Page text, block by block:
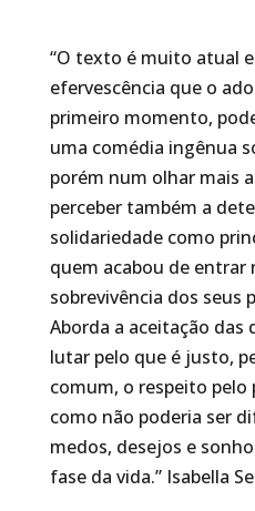
“O texto é muito atual
efervescência que o
primeiro momento,
uma comédia ingênua
porém num olhar mais
perceber também a
solidariedade como
quem acabou de entrar
sobrevivência dos seus
Aborda a aceitação das
lutar pelo que é justo,
comum, o respeito
como não poderia ser
medos, desejos e
fase da vida.” Isabella